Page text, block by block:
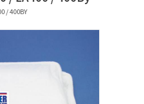
/ 400BY